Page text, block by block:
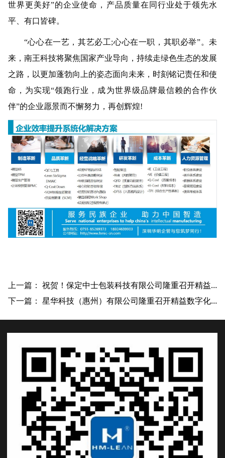
世界更美好”的企业使命，产品质量在同行业处于领先水
平、有口皆碑。
“心心在一艺，其艺必工;心心在一职，其职必举”。未
来，南王科技将聚焦国家产业导向，持续走绿色生态的发展
之路，以更加蓬勃向上的姿态面向未来，时刻铭记责任和使
命，为实现“领跑行业，成为世界级品牌最信赖的合作伙
伴”的企业愿景而不懈努力，再创辉煌!
上一篇： 祝贺！保定中士包装科技有限公司隆重召开精益管理项目启动大会
下一篇： 星华科技（惠州）有限公司隆重召开精益数字化工厂建设项目启动大会